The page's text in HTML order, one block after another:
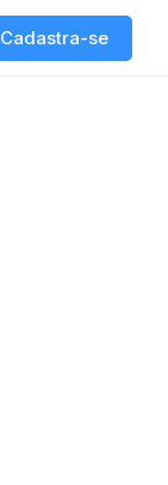
Cadastra-se